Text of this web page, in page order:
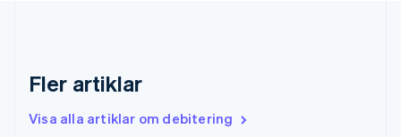
Fler artiklar
Visa alla artiklar om debitering
English
English简体中文